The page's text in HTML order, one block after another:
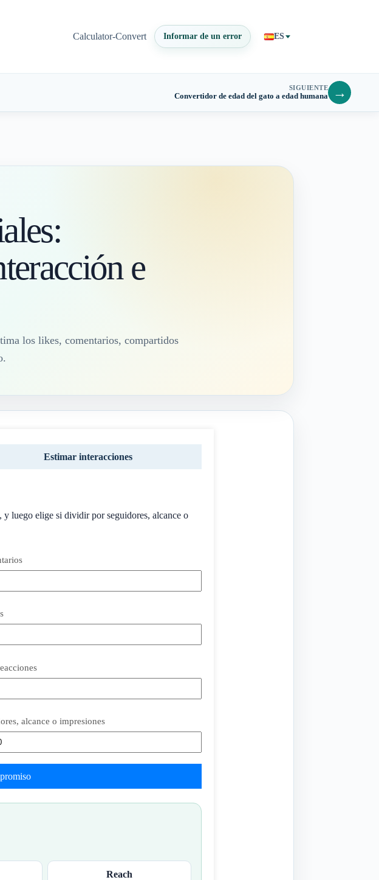
Calculator-Convert Informar de un error ES
SIGUIENTE
Convertidor de edad del gato a edad humana →
e
los likes, comentarios, compartidos
Estimar interacciones
y luego elige si dividir por seguidores, alcance o
alcance o impresiones
Reach